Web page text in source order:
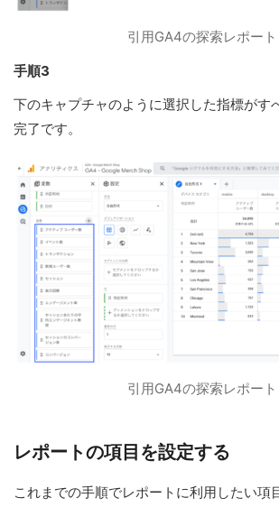
引用GA4の探索レポート
手順3
下のキャプチャのように選択した指標がす
完了です。
引用GA4の探索レポート
レポートの項目を設定する
これまでの手順でレポートに利用したい項